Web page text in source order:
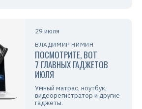
29 июля
ВЛАДИМИР НИМИН
ПОСМОТРИТЕ, ВОТ
7 ГЛАВНЫХ ГАДЖЕТОВ
ИЮЛЯ
Умный матрас, ноутбук,
видеорегистратор и другие
гаджеты.